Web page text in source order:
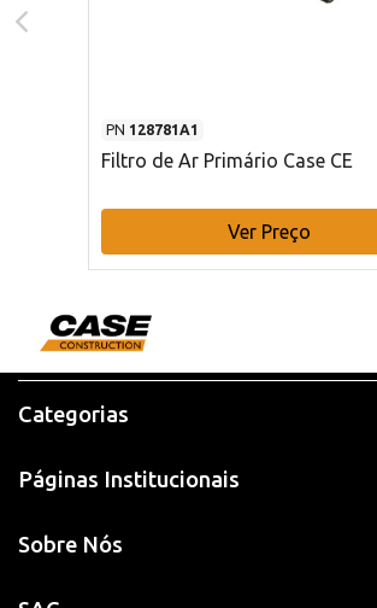
PN 128781A1
Filtro de Ar Primário Case CE
Ver Preço
Categorias
Páginas Institucionais
Sobre Nós